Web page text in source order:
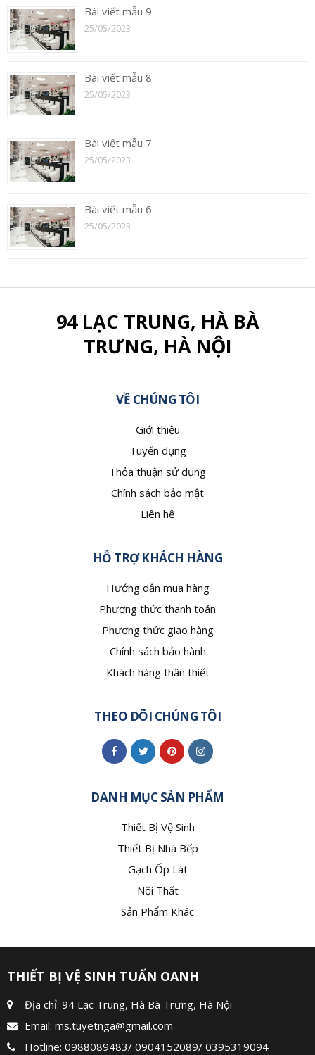
Bài viết mẫu 9
25/05/2023
Bài viết mẫu 8
25/05/2023
Bài viết mẫu 7
25/05/2023
Bài viết mẫu 6
25/05/2023
94 LẠC TRUNG, HÀ BÀ
TRƯNG, HÀ NỘI
VỀ CHÚNG TÔI
Giới thiệu
Tuyển dụng
Thỏa thuận sử dụng
Chính sách bảo mật
Liên hệ
HỖ TRỢ KHÁCH HÀNG
Hướng dẫn mua hàng
Phương thức thanh toán
Phương thức giao hàng
Chính sách bảo hành
Khách hàng thân thiết
THEO DÕI CHÚNG TÔI
DANH MỤC SẢN PHẨM
Thiết Bị Vệ Sinh
Thiết Bị Nhà Bếp
Gạch Ốp Lát
Nội Thất
Sản Phẩm Khác
THIẾT BỊ VỆ SINH TUẤN OANH
Địa chỉ: 94 Lạc Trung, Hà Bà Trưng, Hà Nội
Email: ms.tuyetnga@gmail.com
Hotline: 0988089483/ 0904152089/ 0395319094